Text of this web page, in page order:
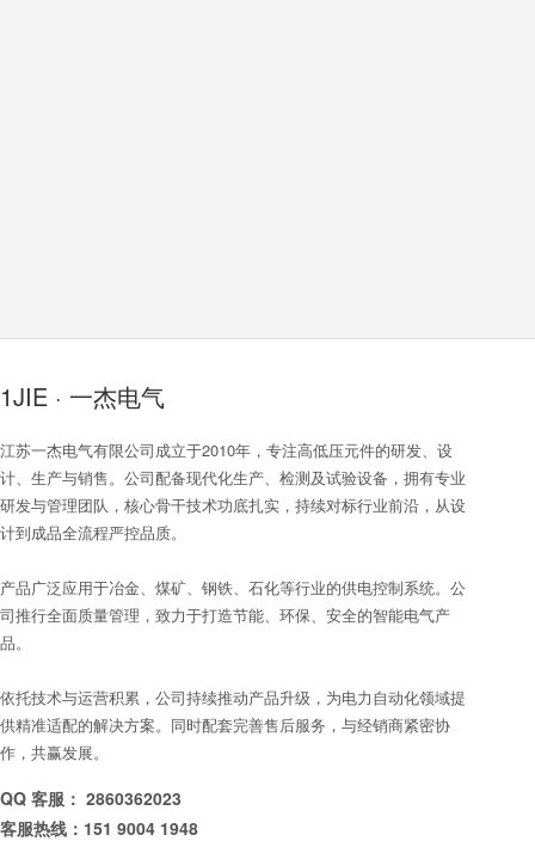
1JIE · 一杰电气
江苏一杰电气有限公司成立于2010年，专注高低压元件的研发、设
计、生产与销售。公司配备现代化生产、检测及试验设备，拥有专业
研发与管理团队，核心骨干技术功底扎实，持续对标行业前沿，从设
计到成品全流程严控品质。
产品广泛应用于冶金、煤矿、钢铁、石化等行业的供电控制系统。公
司推行全面质量管理，致力于打造节能、环保、安全的智能电气产
品。
依托技术与运营积累，公司持续推动产品升级，为电力自动化领域提
供精准适配的解决方案。同时配套完善售后服务，与经销商紧密协
作，共赢发展。
QQ 客服： 2860362023
客服热线：151 9004 1948